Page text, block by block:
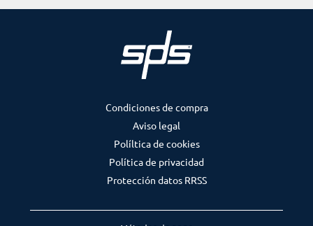
Condiciones de compra
Aviso legal
Políltica de cookies
Política de privacidad
Protección datos RRSS